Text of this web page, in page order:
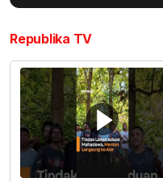
Republika TV